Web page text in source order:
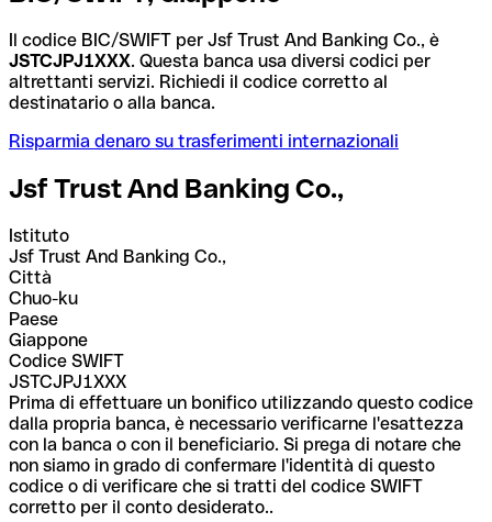
Il codice BIC/SWIFT per Jsf Trust And Banking Co., è
JSTCJPJ1XXX. Questa banca usa diversi codici per
altrettanti servizi. Richiedi il codice corretto al
destinatario o alla banca.
Risparmia denaro su trasferimenti internazionali
Jsf Trust And Banking Co.,
Istituto
Jsf Trust And Banking Co.,
Città
Chuo-ku
Paese
Giappone
Codice SWIFT
JSTCJPJ1XXX
Prima di effettuare un bonifico utilizzando questo codice
dalla propria banca, è necessario verificarne l'esattezza
con la banca o con il beneficiario. Si prega di notare che
non siamo in grado di confermare l'identità di questo
codice o di verificare che si tratti del codice SWIFT
corretto per il conto desiderato..